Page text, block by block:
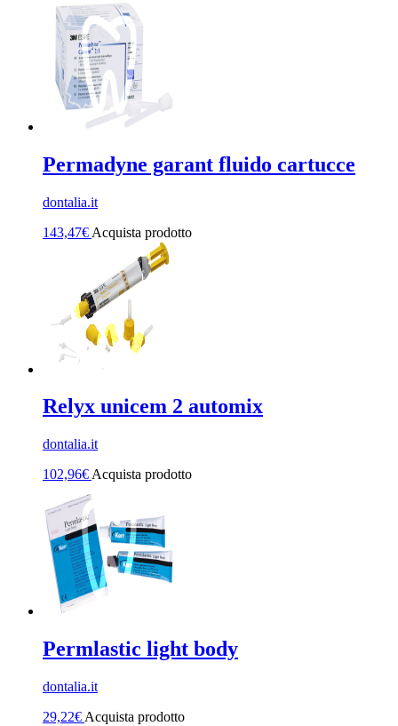
Permadyne garant fluido cartucce
dontalia.it
143,47€ Acquista prodotto
Relyx unicem 2 automix
dontalia.it
102,96€ Acquista prodotto
Permlastic light body
dontalia.it
29,22€ Acquista prodotto